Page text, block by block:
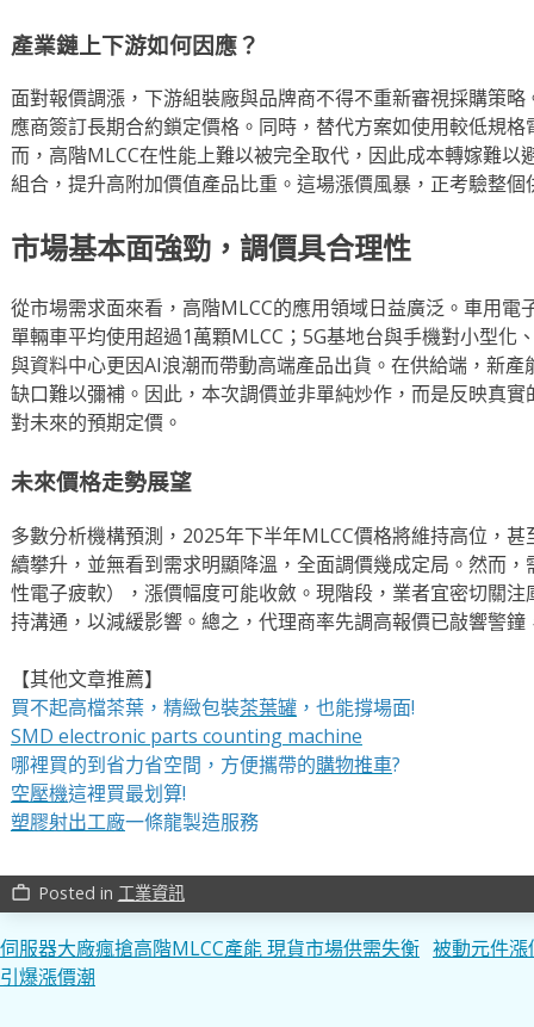
產業鏈上下游如何因應？
面對報價調漲，下游組裝廠與品牌商不得不重新審視採購策
應商簽訂長期合約鎖定價格。同時，替代方案如使用較低規
而，高階MLCC在性能上難以被完全取代，因此成本轉嫁難以
組合，提升高附加價值產品比重。這場漲價風暴，正考驗整個
市場基本面強勁，調價具合理性
從市場需求面來看，高階MLCC的應用領域日益廣泛。車用電
單輛車平均使用超過1萬顆MLCC；5G基地台與手機對小型化
與資料中心更因AI浪潮而帶動高端產品出貨。在供給端，新
缺口難以彌補。因此，本次調價並非單純炒作，而是反映真
對未來的預期定價。
未來價格走勢展望
多數分析機構預測，2025年下半年MLCC價格將維持高位，
續攀升，並無看到需求明顯降溫，全面調價幾成定局。然而
性電子疲軟），漲價幅度可能收斂。現階段，業者宜密切關
持溝通，以減緩影響。總之，代理商率先調高報價已敲響警
【其他文章推薦】
買不起高檔茶葉，精緻包裝茶葉罐，也能撐場面!
SMD electronic parts counting machine
哪裡買的到省力省空間，方便攜帶的購物推車?
空壓機這裡買最划算!
塑膠射出工廠一條龍製造服務
work_outline Posted in 工業資訊
文
章
伺服器大廠瘋搶高階MLCC產能 現貨市場供需失衡
引爆漲價潮
被動元件